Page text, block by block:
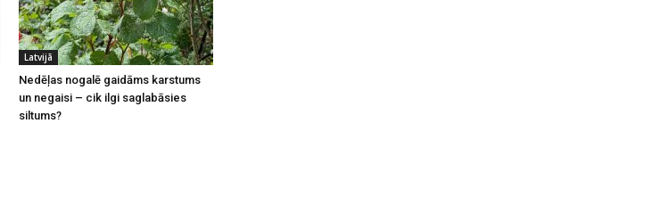
Latvijā
Nedēļas nogalē gaidāms karstums
un negaisi – cik ilgi saglabāsies
siltums?